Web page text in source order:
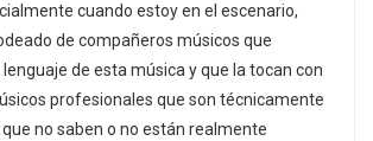
cuando estoy en el escenario,
de compañeros músicos que
de esta música y que la tocan con
profesionales que son técnicamente
no saben o no están realmente